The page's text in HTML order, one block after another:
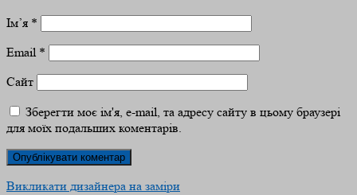
Ім’я *
Email *
Сайт
Зберегти моє ім'я, e-mail, та адресу сайту в цьому браузері
для моїх подальших коментарів.
Викликати дизайнера на заміри